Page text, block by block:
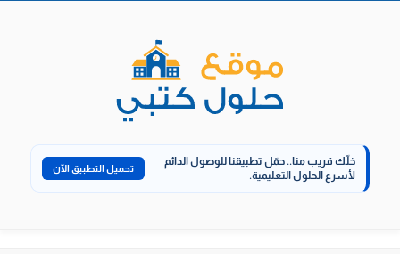
خلّك قريب منا.. حمّل تطبيقنا للوصول الدائم
لأسرع الحلول التعليمية.
تحميل التطبيق الآن